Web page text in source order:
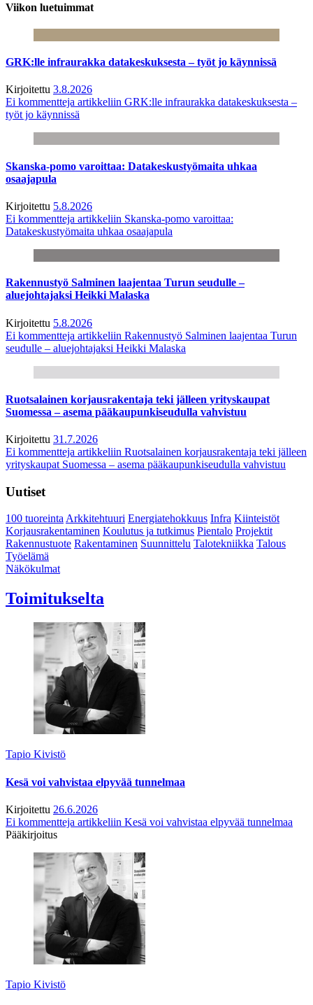
Viikon luetuimmat
GRK:lle infraurakka datakeskuksesta – työt jo käynnissä
Kirjoitettu 3.8.2026
Ei kommentteja artikkeliin GRK:lle infraurakka datakeskuksesta –
työt jo käynnissä
Skanska-pomo varoittaa: Datakeskustyömaita uhkaa
osaajapula
Kirjoitettu 5.8.2026
Ei kommentteja artikkeliin Skanska-pomo varoittaa:
Datakeskustyömaita uhkaa osaajapula
Rakennustyö Salminen laajentaa Turun seudulle –
aluejohtajaksi Heikki Malaska
Kirjoitettu 5.8.2026
Ei kommentteja artikkeliin Rakennustyö Salminen laajentaa Turun
seudulle – aluejohtajaksi Heikki Malaska
Ruotsalainen korjausrakentaja teki jälleen yrityskaupat
Suomessa – asema pääkaupunkiseudulla vahvistuu
Kirjoitettu 31.7.2026
Ei kommentteja artikkeliin Ruotsalainen korjausrakentaja teki jälleen
yrityskaupat Suomessa – asema pääkaupunkiseudulla vahvistuu
Uutiset
100 tuoreintaArkkitehtuuri Energiatehokkuus Infra Kiinteistöt
Korjausrakentaminen Koulutus ja tutkimus Pientalo Projektit
Rakennustuote Rakentaminen Suunnittelu Talotekniikka Talous
Työelämä
Näkökulmat
Toimitukselta
Tapio Kivistö
Kesä voi vahvistaa elpyvää tunnelmaa
Kirjoitettu 26.6.2026
Ei kommentteja artikkeliin Kesä voi vahvistaa elpyvää tunnelmaa
Pääkirjoitus
Tapio Kivistö